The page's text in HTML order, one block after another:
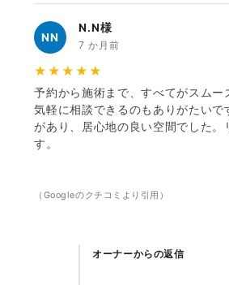
NN
N.N様
7 か月前
★★★★★
予約から施術まで、すべてがスムー
気軽に相談できるのもありがたいで
があり、居心地の良い空間でした。
す。
（Googleのクチコミより引用）
オーナーからの返信